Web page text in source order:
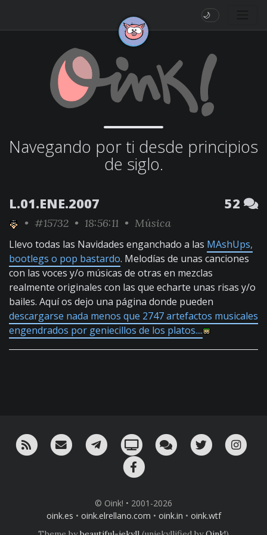
🌙
Navegando por ti desde principios
de siglo.
L.01.ENE.2007 52
• #15732 • 18:56:11 • Música
Llevo todas las Navidades enganchado a las MAshUps,
bootlegs o pop bastardo. Melodías de unas canciones
con las voces y/o músicas de otras en mezclas
realmente originales con las que echarte unas risas y/o
bailes. Aquí os dejo una página donde pueden
descargarse nada menos que 2747 artefactos musicales
engendrados por geniecillos de los platos....
RSS ¡Mándame un email!¡Nuestro canal en Telegram!
Oink! TV Charla con nosotros
Twitter
© Oink! • 2001-2026
oink.es • oink.elrellano.com • oink.in • oink.wtf